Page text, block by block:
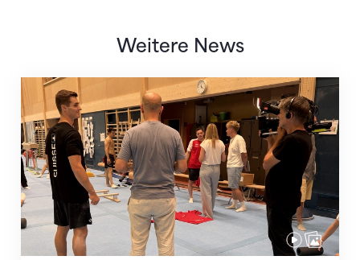
Weitere News
Mit klaren Zielen nach Zagreb